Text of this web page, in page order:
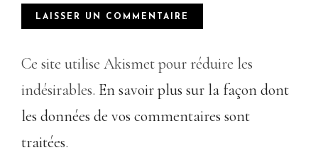
Ce site utilise Akismet pour réduire les
indésirables. En savoir plus sur la façon dont
les données de vos commentaires sont
traitées.